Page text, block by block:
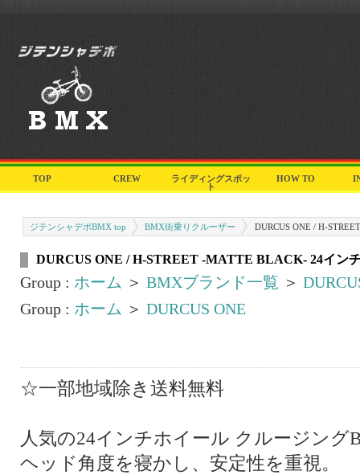
TOP CREW
ライディングスポッ
ト
HOW TO
ジテンシャデポBMX top BMX街乗りクルーザー DURCUS ONE / H-
DURCUS ONE / H-STREET -MATTE BLACK- 24イン
Group : ホーム ＞ BMXブランド一覧 ＞
Group : ホーム ＞ DURCUS ONE
☆一部地域除き送料無料
人気の24インチホイール クルージング
ヘッド角度を寝かし、安定性を重視。